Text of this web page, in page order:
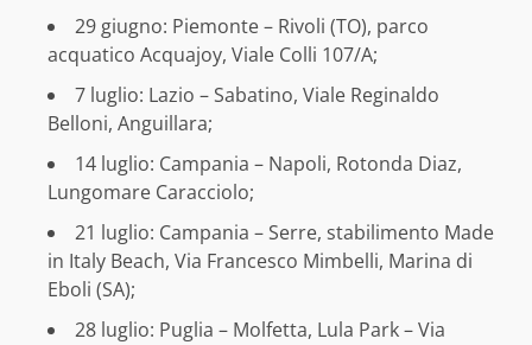
29 giugno: Piemonte – Rivoli (TO), parco
acquatico Acquajoy, Viale Colli 107/A;
7 luglio: Lazio – Sabatino, Viale Reginaldo
Belloni, Anguillara;
14 luglio: Campania – Napoli, Rotonda Diaz,
Lungomare Caracciolo;
21 luglio: Campania – Serre, stabilimento Made
in Italy Beach, Via Francesco Mimbelli, Marina di
Eboli (SA);
28 luglio: Puglia – Molfetta, Lula Park – Via